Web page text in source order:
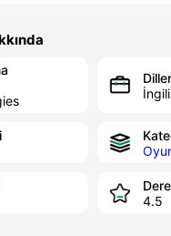
Diller
4.5